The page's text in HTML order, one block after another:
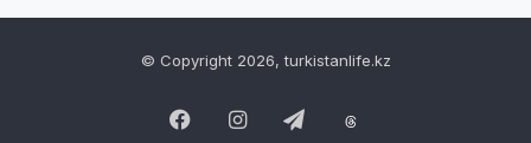
© Copyright 2026, turkistanlife.kz
FacebookInstagramTelegram